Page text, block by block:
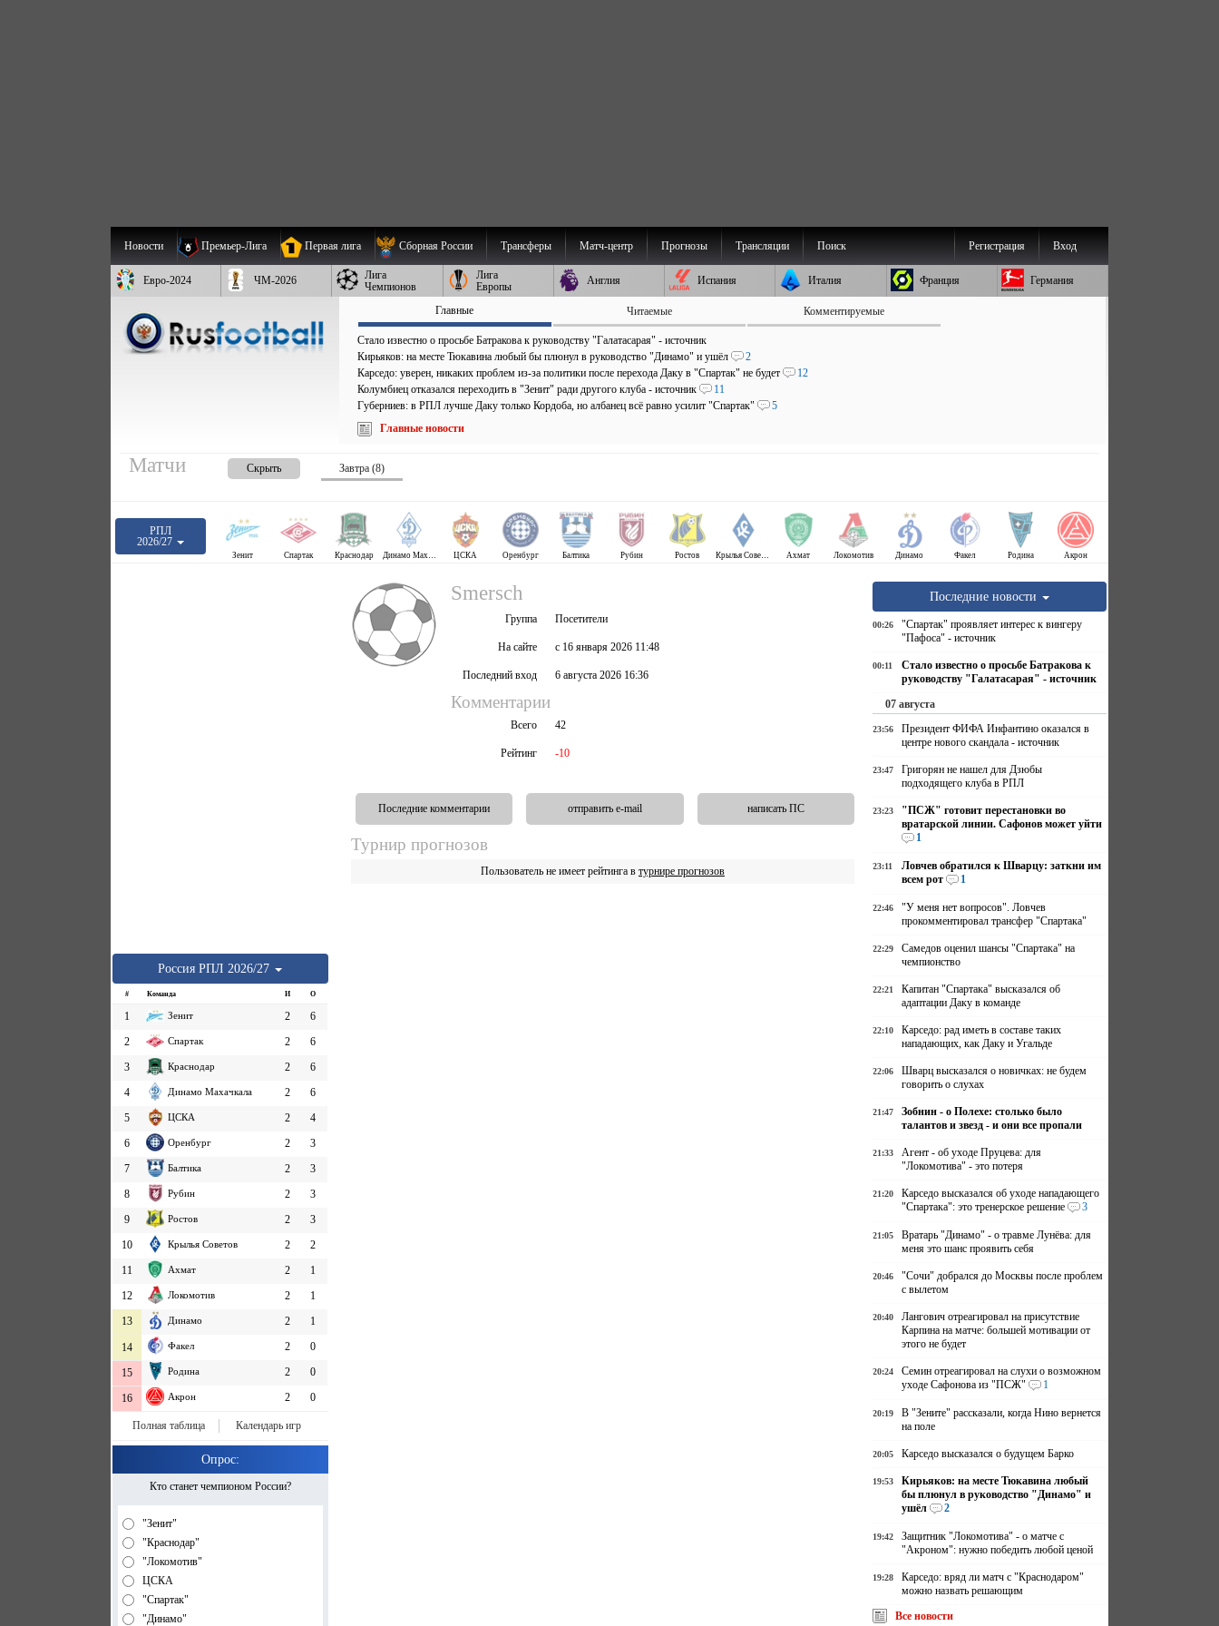
Новости Премьер-Лига Первая лига Сборная России Трансферы Матч-центр Прогнозы Трансляции Поиск Вход
Регистрация
Евро-2024 ЧМ-2026
Лига
Чемпионов
Лига
Европы
Англия Испания Италия Франция Германия
Главные Читаемые Комментируемые
Стало известно о просьбе Батракова к руководству "Галатасарая" - источник
Кирьяков: на месте Тюкавина любый бы плюнул в руководство "Динамо" и ушёл
2
Карседо: уверен, никаких проблем из-за политики после перехода Даку в "Спартак" не будет
12
Колумбиец отказался переходить в "Зенит" ради другого клуба - источник
11
Губерниев: в РПЛ лучше Даку только Кордоба, но албанец всё равно усилит "Спартак"
5
Главные новости
Матчи Скрыть Завтра (8)
РПЛ
2026/27
Зенит Спартак Краснодар Динамо Махачкала ЦСКА Оренбург Балтика Рубин Ростов Крылья Советов Ахмат Локомотив Динамо Факел Родина Акрон
Россия РПЛ 2026/27
# Команда И О
1 Зенит 2
6
2
Спартак 2
6
3
Краснодар 2
6
4
Динамо Махачкала 2
6
5
ЦСКА 2
4
6
Оренбург 2
3
7
Балтика 2
3
8
Рубин 2
3
9
Ростов 2
3
10
Крылья Советов 2
2
11
Ахмат 2
1
12
Локомотив 2
1
13
Динамо 2 1
14 Факел 2 0
15 Родина 2 0
16 Акрон 2 0
Полная таблица Календарь игр
Опрос:
Кто станет чемпионом России?
"Зенит"
"Краснодар"
"Локомотив"
ЦСКА
"Спартак"
"Динамо"
Smersch
Группа Посетители
На сайте с 16 января 2026 11:48
Последний вход 6 августа 2026 16:36
Комментарии
Всего 42
Рейтинг -10
Последние комментарии отправить e-mail написать ПС
Турнир прогнозов
Пользователь не имеет рейтинга в турнире прогнозов
Последние новости
00:26
"Спартак" проявляет интерес к вингеру
"Пафоса" - источник
00:11
Стало известно о просьбе Батракова к
руководству "Галатасарая" - источник
07 августа
23:56
Президент ФИФА Инфантино оказался в
центре нового скандала - источник
23:47
Григорян не нашел для Дзюбы
подходящего клуба в РПЛ
23:23
"ПСЖ" готовит перестановки во
вратарской линии. Сафонов может уйти
1
23:11
Ловчев обратился к Шварцу: заткни им
всем рот
1
22:46
"У меня нет вопросов". Ловчев
прокомментировал трансфер "Спартака"
22:29
Самедов оценил шансы "Спартака" на
чемпионство
22:21
Капитан "Спартака" высказался об
адаптации Даку в команде
22:10
Карседо: рад иметь в составе таких
нападающих, как Даку и Угальде
22:06
Шварц высказался о новичках: не будем
говорить о слухах
21:47
Зобнин - о Полехе: столько было
талантов и звезд - и они все пропали
21:33
Агент - об уходе Пруцева: для
"Локомотива" - это потеря
21:20
Карседо высказался об уходе нападающего
"Спартака": это тренерское решение
3
21:05
Вратарь "Динамо" - о травме Лунёва: для
меня это шанс проявить себя
20:46
"Сочи" добрался до Москвы после проблем
с вылетом
20:40
Лангович отреагировал на присутствие
Карпина на матче: большей мотивации от
этого не будет
20:24
Семин отреагировал на слухи о возможном
уходе Сафонова из "ПСЖ"
1
20:19
В "Зените" рассказали, когда Нино вернется
на поле
20:05 Карседо высказался о будущем Барко
19:53
Кирьяков: на месте Тюкавина любый
бы плюнул в руководство "Динамо" и
ушёл
2
19:42
Защитник "Локомотива" - о матче с
"Акроном": нужно победить любой ценой
19:28
Карседо: вряд ли матч с "Краснодаром"
можно назвать решающим
Все новости